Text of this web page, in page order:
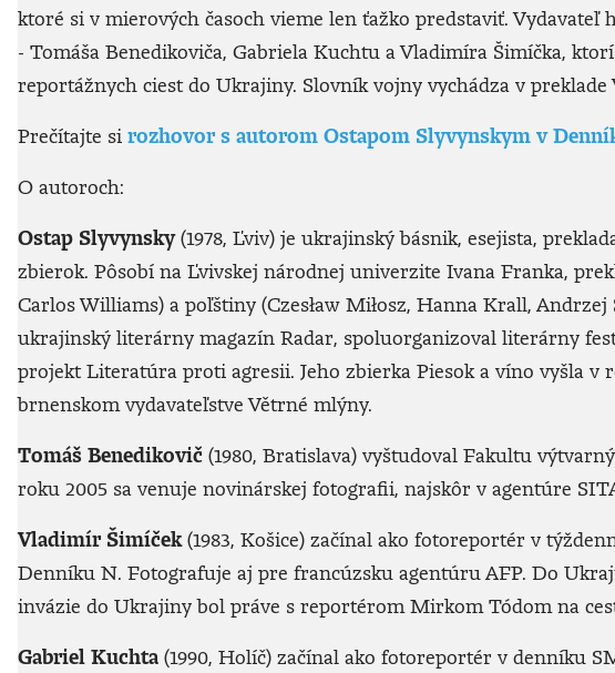
ktoré si v mierových časoch vieme len ťažko predstaviť.
- Tomáša Benedikoviča, Gabriela Kuchtu a Vladimíra Šimíčka,
reportážnych ciest do Ukrajiny. Slovník vojny vychádza v preklade
Prečítajte si rozhovor s autorom Ostapom Slyvynskym v
O autoroch:
Ostap Slyvynsky(1978, Ľviv) je ukrajinský básnik, esejista,
zbierok. Pôsobí na Ľvivskej národnej univerzite Ivana Franka,
Carlos Williams) a poľštiny (Czesław Miłosz, Hanna Krall,
ukrajinský literárny magazín Radar, spoluorganizoval literárny
projekt Literatúra proti agresii. Jeho zbierka Piesok a víno vyšla v
brnenskom vydavateľstve Větrné mlýny.
Tomáš Benedikovič (1980, Bratislava) vyštudoval Fakultu
roku 2005 sa venuje novinárskej fotografii, najskôr v agentúre
Vladimír Šimíček(1983, Košice) začínal ako fotoreportér v
Denníku N. Fotografuje aj pre francúzsku agentúru AFP. Do
invázie do Ukrajiny bol práve s reportérom Mirkom Tódom na
Gabriel Kuchta (1990, Holíč) začínal ako fotoreportér v denníku